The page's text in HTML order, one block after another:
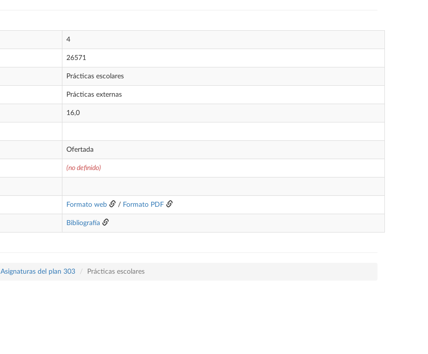
4
26571
Prácticas escolares
Prácticas externas
16,0
Ofertada
(no definido)
Formato web / Formato PDF
Bibliografía
Asignaturas del plan 303 Prácticas escolares